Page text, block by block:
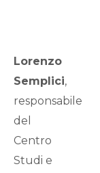
Lorenzo
Semplici,
responsabile
del
Centro
Studi e